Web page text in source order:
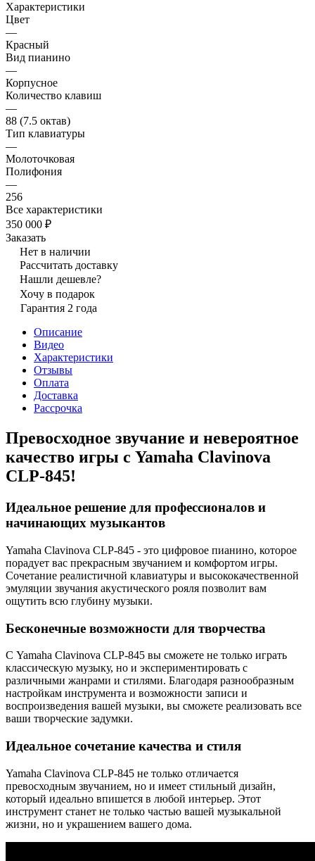
Характеристики
Цвет
—
Красный
Вид пианино
—
Корпусное
Количество клавиш
—
88 (7.5 октав)
Тип клавиатуры
—
Молоточковая
Полифония
—
256
Все характеристики
350 000 ₽
Заказать
Нет в наличии
Рассчитать доставку
Нашли дешевле?
Хочу в подарок
Гарантия 2 года
Описание
Видео
Характеристики
Отзывы
Оплата
Доставка
Рассрочка
Превосходное звучание и невероятное
качество игры с Yamaha Clavinova
CLP-845!
Идеальное решение для профессионалов и
начинающих музыкантов
Yamaha Clavinova CLP-845 - это цифровое пианино, которое
порадует вас прекрасным звучанием и комфортом игры.
Сочетание реалистичной клавиатуры и высококачественной
эмуляции звучания акустического рояля позволит вам
ощутить всю глубину музыки.
Бесконечные возможности для творчества
С Yamaha Clavinova CLP-845 вы сможете не только играть
классическую музыку, но и экспериментировать с
различными жанрами и стилями. Благодаря разнообразным
настройкам инструмента и возможности записи и
воспроизведения вашей музыки, вы сможете реализовать все
ваши творческие задумки.
Идеальное сочетание качества и стиля
Yamaha Clavinova CLP-845 не только отличается
превосходным звучанием, но и имеет стильный дизайн,
который идеально впишется в любой интерьер. Этот
инструмент станет не только частью вашей музыкальной
жизни, но и украшением вашего дома.